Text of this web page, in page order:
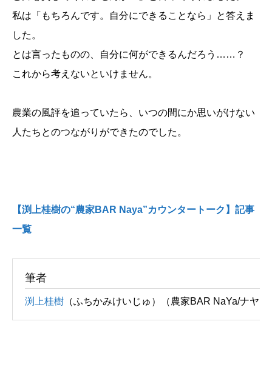
私は「もちろんです。自分にできることなら」と答えま
した。
とは言ったものの、自分に何ができるんだろう……？
これから考えないといけません。
農業の風評を追っていたら、いつの間にか思いがけない
人たちとのつながりができたのでした。
【渕上桂樹の“農家BAR Naya”カウンタートーク】記事
一覧
筆者
渕上桂樹 （ふちかみけいじゅ）（農家BAR NaYa/ナヤラ